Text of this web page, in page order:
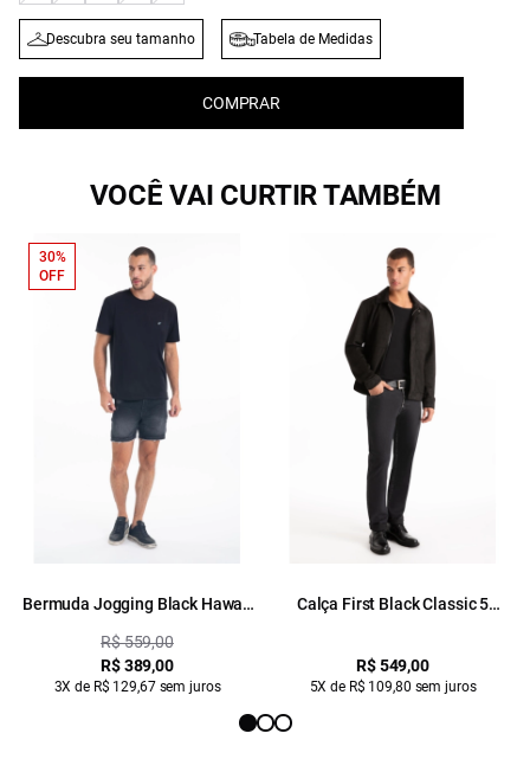
Descubra seu tamanho Tabela de Medidas
COMPRAR
VOCÊ VAI CURTIR TAMBÉM
Bermuda Jogging Black Hawaii
R$ 559,00
R$ 389,00
3X de R$ 129,67 sem juros
30%
OFF
Calça First Black Classic 5
R$ 549,00
5X de R$ 109,80 sem juros